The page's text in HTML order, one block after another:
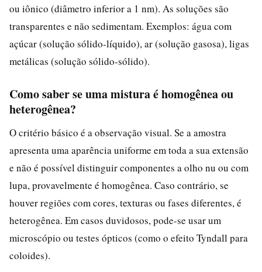
ou iônico (diâmetro inferior a 1 nm). As soluções são
transparentes e não sedimentam. Exemplos: água com
açúcar (solução sólido-líquido), ar (solução gasosa), ligas
metálicas (solução sólido-sólido).
Como saber se uma mistura é homogênea ou
heterogênea?
O critério básico é a observação visual. Se a amostra
apresenta uma aparência uniforme em toda a sua extensão
e não é possível distinguir componentes a olho nu ou com
lupa, provavelmente é homogênea. Caso contrário, se
houver regiões com cores, texturas ou fases diferentes, é
heterogênea. Em casos duvidosos, pode-se usar um
microscópio ou testes ópticos (como o efeito Tyndall para
coloides).